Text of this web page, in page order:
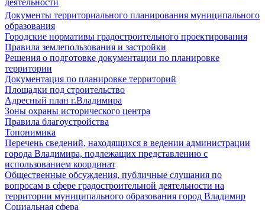
деятельности
Документы территориального планирования муниципального
образования
Городские нормативы градостроительного проектирования
Правила землепользования и застройки
Решения о подготовке документации по планировке
территории
Документация по планировке территорий
Площадки под строительство
Адресный план г.Владимира
Зоны охраны исторического центра
Правила благоустройства
Топонимика
Перечень сведений, находящихся в ведении администрации
города Владимира, подлежащих представлению с
использованием координат
Общественные обсуждения, публичные слушания по
вопросам в сфере градостроительной деятельности на
территории муниципального образования город Владимир
Социальная сфера